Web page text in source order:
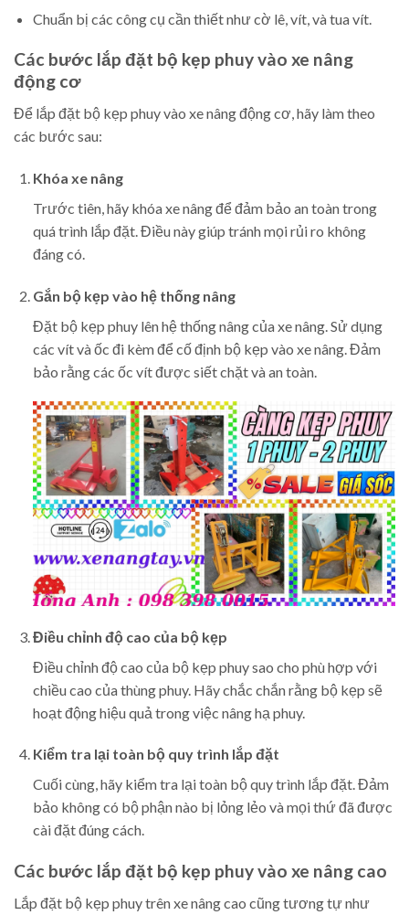
Chuẩn bị các công cụ cần thiết như cờ lê, vít, và tua vít.
Các bước lắp đặt bộ kẹp phuy vào xe nâng
động cơ
Để lắp đặt bộ kẹp phuy vào xe nâng động cơ, hãy làm theo
các bước sau:
Khóa xe nâng
Trước tiên, hãy khóa xe nâng để đảm bảo an toàn trong
quá trình lắp đặt. Điều này giúp tránh mọi rủi ro không
đáng có.
Gắn bộ kẹp vào hệ thống nâng
Đặt bộ kẹp phuy lên hệ thống nâng của xe nâng. Sử dụng
các vít và ốc đi kèm để cố định bộ kẹp vào xe nâng. Đảm
bảo rằng các ốc vít được siết chặt và an toàn.
Điều chỉnh độ cao của bộ kẹp
Điều chỉnh độ cao của bộ kẹp phuy sao cho phù hợp với
chiều cao của thùng phuy. Hãy chắc chắn rằng bộ kẹp sẽ
hoạt động hiệu quả trong việc nâng hạ phuy.
Kiểm tra lại toàn bộ quy trình lắp đặt
Cuối cùng, hãy kiểm tra lại toàn bộ quy trình lắp đặt. Đảm
bảo không có bộ phận nào bị lỏng lẻo và mọi thứ đã được
cài đặt đúng cách.
Các bước lắp đặt bộ kẹp phuy vào xe nâng cao
Lắp đặt bộ kẹp phuy trên xe nâng cao cũng tương tự như